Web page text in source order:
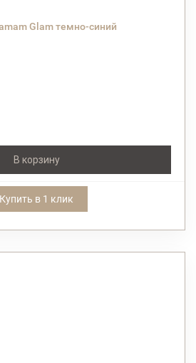
Glam темно-синий
В корзину
Купить в 1 клик